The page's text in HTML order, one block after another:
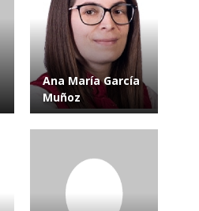
Ana María García
Muñoz